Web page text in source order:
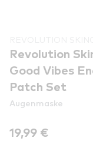
Revolution
Good Vibes
Patch Set
Augenmaske
19,99 €